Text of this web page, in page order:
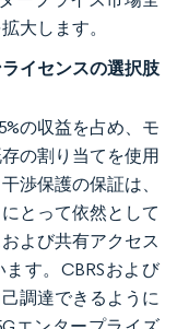
大します。
イセンスの選択肢
の収益を占め、モ
の割り当てを使用
渉保護の保証は、
とって依然として
よび共有アクセス
す。CBRSおよび
調達できるように